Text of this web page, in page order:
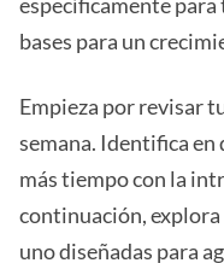
bases para un
Empieza por revisar
semana. Identifica
más tiempo con la
continuación,
uno diseñadas para